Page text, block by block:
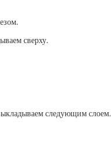
сверху.
следующим слоем.